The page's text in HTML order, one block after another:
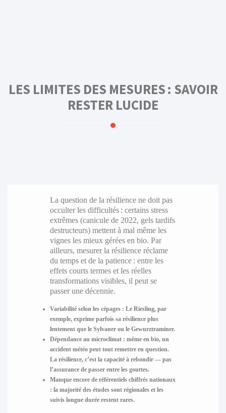
LES LIMITES DES MESURES : SAVOIR
RESTER LUCIDE
La question de la résilience ne doit pas
occulter les difficultés : certains stress
extrêmes (canicule de 2022, gels tardifs
destructeurs) mettent à mal même les
vignes les mieux gérées en bio. Par
ailleurs, mesurer la résilience réclame
du temps et de la patience : entre les
effets courts termes et les réelles
transformations visibles, il peut se
passer une décennie.
Variabilité selon les cépages : Le Riesling, par
exemple, exprime parfois sa résilience plus
lentement que le Sylvaner ou le Gewurztraminer.
Dépendance au microclimat : même en bio, un
accident météo peut tout remettre en question.
La résilience, c’est la capacité à rebondir — pas
l’assurance de passer entre les gouttes.
Manque encore de référentiels chiffrés nationaux
: la majorité des études sont régionales et les
suivis longue durée restent rares.